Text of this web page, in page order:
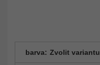
barva: Zvolit variantu